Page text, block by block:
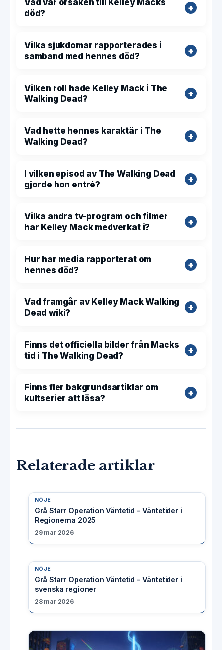
Vad var orsaken till Kelley Macks
död?
Vilka sjukdomar rapporterades i
samband med hennes död?
Vilken roll hade Kelley Mack i The
Walking Dead?
Vad hette hennes karaktär i The
Walking Dead?
I vilken episod av The Walking Dead
gjorde hon entré?
Vilka andra tv-program och filmer
har Kelley Mack medverkat i?
Hur har media rapporterat om
hennes död?
Vad framgår av Kelley Mack Walking
Dead wiki?
Finns det officiella bilder från Macks
tid i The Walking Dead?
Finns fler bakgrundsartiklar om
kultserier att läsa?
Relaterade artiklar
NÖJE
Grå Starr Operation Väntetid – Väntetider i
Regionerna 2025
29 mar 2026
NÖJE
Grå Starr Operation Väntetid – Väntetider i
svenska regioner
28 mar 2026